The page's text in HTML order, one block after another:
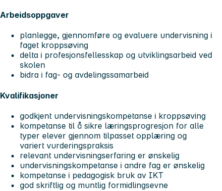
Arbeidsoppgaver
planlegge, gjennomføre og evaluere undervisning i
faget kroppsøving
delta i profesjonsfellesskap og utviklingsarbeid ved
skolen
bidra i fag- og avdelingssamarbeid
Kvalifikasjoner
godkjent undervisningskompetanse i kroppsøving
kompetanse til å sikre læringsprogresjon for alle
typer elever gjennom tilpasset opplæring og
variert vurderingspraksis
relevant undervisningserfaring er ønskelig
undervisningskompetanse i andre fag er ønskelig
kompetanse i pedagogisk bruk av IKT
god skriftlig og muntlig formidlingsevne